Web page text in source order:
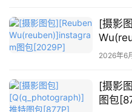
[摄影
2026年6
[摄影
图包